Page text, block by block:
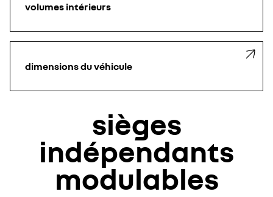
volumes intérieurs
dimensions du véhicule
sièges
indépendants
modulables